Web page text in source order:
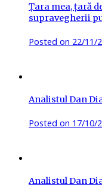
Țara mea, țară
supravegherii
Posted on 22/11/
Analistul Dan
Posted on 17/10/
Analistul Dan